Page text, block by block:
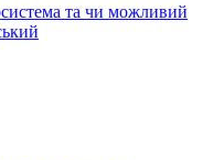
та чи можливий